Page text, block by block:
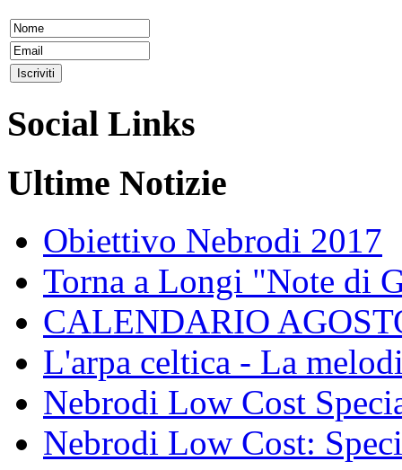
Social Links
Ultime Notizie
Obiettivo Nebrodi 2017
Torna a Longi "Note di
CALENDARIO
L'arpa celtica - La
Nebrodi Low Cost
Nebrodi Low Cost: